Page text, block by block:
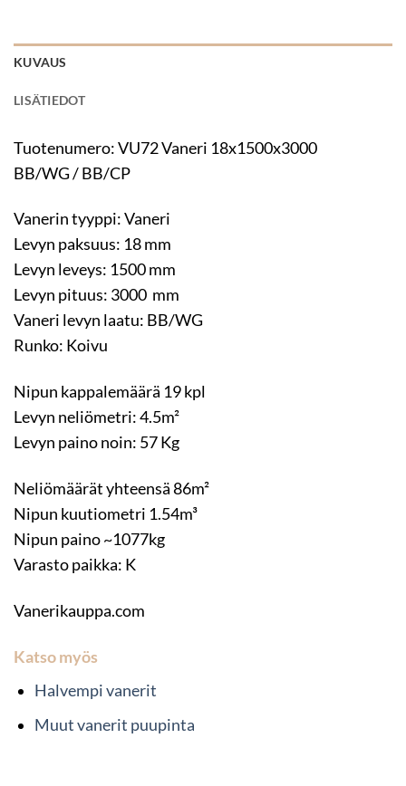
KUVAUS
LISÄTIEDOT
Tuotenumero: VU72 Vaneri 18x1500x3000
BB/WG / BB/CP
Vanerin tyyppi: Vaneri
Levyn paksuus: 18 mm
Levyn leveys: 1500 mm
Levyn pituus: 3000 mm
Vaneri levyn laatu: BB/WG
Runko: Koivu
Nipun kappalemäärä 19 kpl
Levyn neliömetri: 4.5m²
Levyn paino noin: 57 Kg
Neliömäärät yhteensä 86m²
Nipun kuutiometri 1.54m³
Nipun paino ~1077kg
Varasto paikka: K
Vanerikauppa.com
Katso myös
Halvempi vanerit
Muut vanerit puupinta